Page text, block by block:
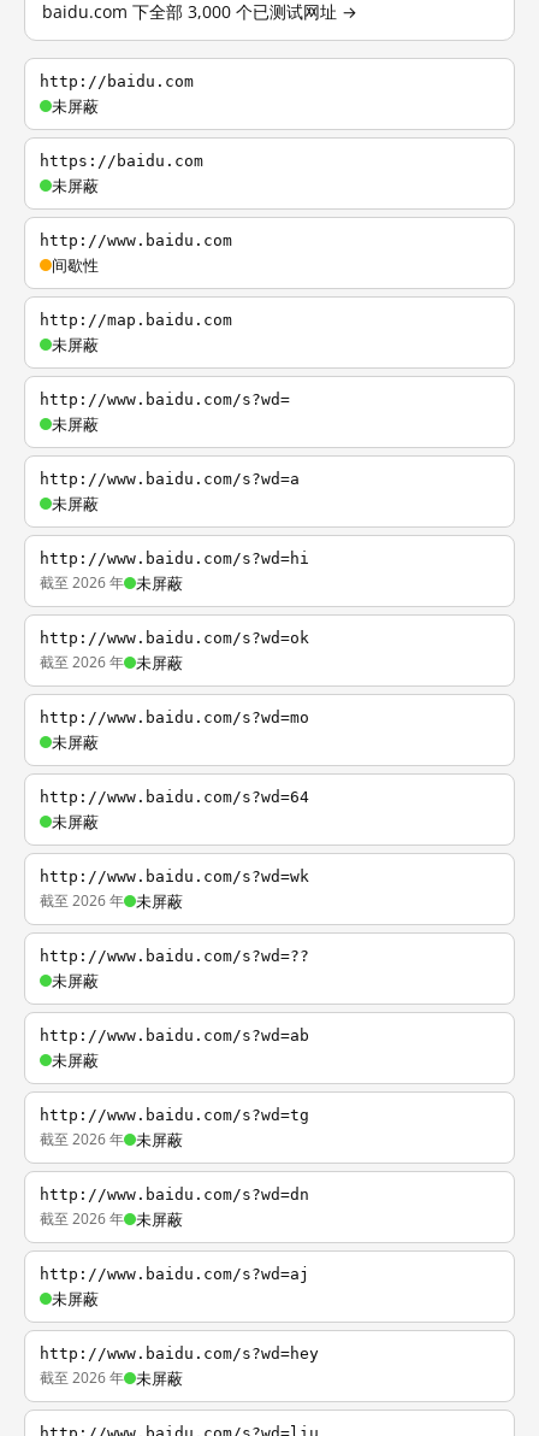
baidu.com 下全部 3,000 个已测试网址 →
http://baidu.com
未屏蔽
https://baidu.com
未屏蔽
http://www.baidu.com
间歇性
http://map.baidu.com
未屏蔽
http://www.baidu.com/s?wd=
未屏蔽
http://www.baidu.com/s?wd=a
未屏蔽
http://www.baidu.com/s?wd=hi
截至 2026 年 未屏蔽
http://www.baidu.com/s?wd=ok
截至 2026 年 未屏蔽
http://www.baidu.com/s?wd=mo
未屏蔽
http://www.baidu.com/s?wd=64
未屏蔽
http://www.baidu.com/s?wd=wk
截至 2026 年 未屏蔽
http://www.baidu.com/s?wd=??
未屏蔽
http://www.baidu.com/s?wd=ab
未屏蔽
http://www.baidu.com/s?wd=tg
截至 2026 年 未屏蔽
http://www.baidu.com/s?wd=dn
截至 2026 年 未屏蔽
http://www.baidu.com/s?wd=aj
未屏蔽
http://www.baidu.com/s?wd=hey
截至 2026 年 未屏蔽